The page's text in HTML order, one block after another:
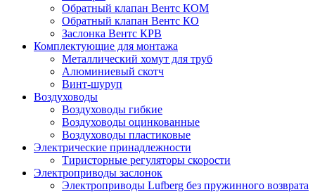
Обратный клапан Вентс КОМ
Обратный клапан Вентс КО
Заслонка Вентс КРВ
Комплектующие для монтажа
Металлический хомут для труб
Алюминиевый скотч
Винт-шуруп
Воздуховоды
Воздуховоды гибкие
Воздуховоды оцинкованные
Воздуховоды пластиковые
Электрические принадлежности
Тиристорные регуляторы скорости
Электроприводы заслонок
Электроприводы Lufberg без пружинного возврата